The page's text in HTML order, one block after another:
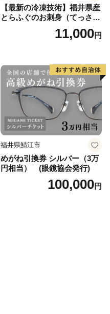
【最新の冷凍技術】福井県産
とらふぐのお刺身（てっさ）
11,000円
福井県鯖江市
めがね引換券 シルバー（3万
円相当） (眼鏡協会発行)
100,000円